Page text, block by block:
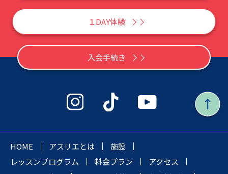
１DAY体験
入会手続き
HOME アスリエとは
施設
レッスンプログラム
料金プラン
アクセス